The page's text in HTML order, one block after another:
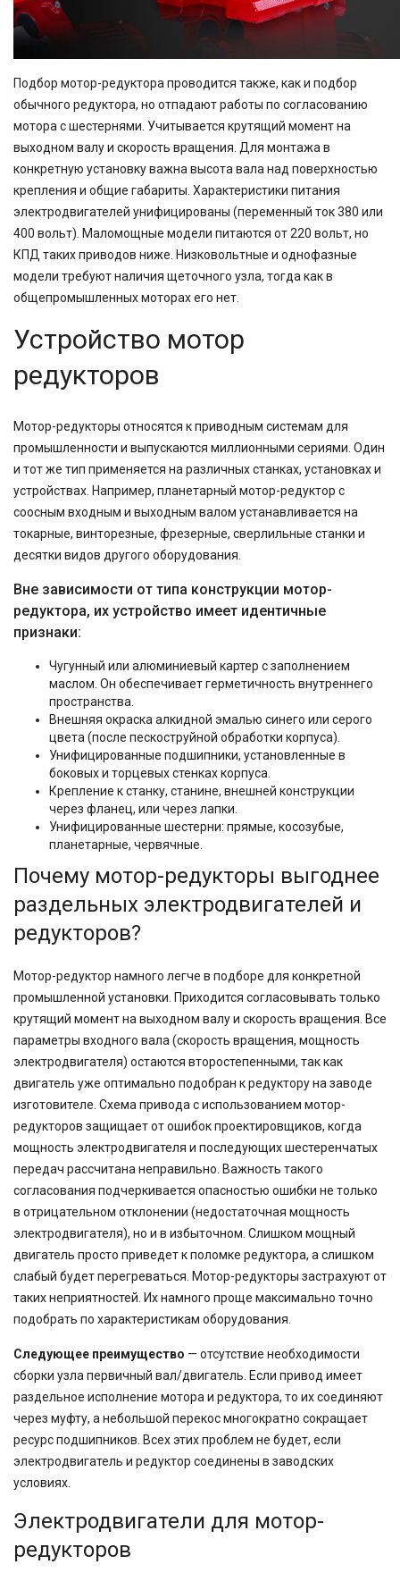
Подбор мотор-редуктора проводится также, как и подбор
обычного редуктора, но отпадают работы по согласованию
мотора с шестернями. Учитывается крутящий момент на
выходном валу и скорость вращения. Для монтажа в
конкретную установку важна высота вала над поверхностью
крепления и общие габариты. Характеристики питания
электродвигателей унифицированы (переменный ток 380 или
400 вольт). Маломощные модели питаются от 220 вольт, но
КПД таких приводов ниже. Низковольтные и однофазные
модели требуют наличия щеточного узла, тогда как в
общепромышленных моторах его нет.
Устройство мотор
редукторов
Мотор-редукторы относятся к приводным системам для
промышленности и выпускаются миллионными сериями. Один
и тот же тип применяется на различных станках, установках и
устройствах. Например, планетарный мотор-редуктор с
соосным входным и выходным валом устанавливается на
токарные, винторезные, фрезерные, сверлильные станки и
десятки видов другого оборудования.
Вне зависимости от типа конструкции мотор-
редуктора, их устройство имеет идентичные
признаки:
Чугунный или алюминиевый картер с заполнением
маслом. Он обеспечивает герметичность внутреннего
пространства.
Внешняя окраска алкидной эмалью синего или серого
цвета (после пескоструйной обработки корпуса).
Унифицированные подшипники, установленные в
боковых и торцевых стенках корпуса.
Крепление к станку, станине, внешней конструкции
через фланец, или через лапки.
Унифицированные шестерни: прямые, косозубые,
планетарные, червячные.
Почему мотор-редукторы выгоднее
раздельных электродвигателей и
редукторов?
Мотор-редуктор намного легче в подборе для конкретной
промышленной установки. Приходится согласовывать только
крутящий момент на выходном валу и скорость вращения. Все
параметры входного вала (скорость вращения, мощность
электродвигателя) остаются второстепенными, так как
двигатель уже оптимально подобран к редуктору на заводе
изготовителе. Схема привода с использованием мотор-
редукторов защищает от ошибок проектировщиков, когда
мощность электродвигателя и последующих шестеренчатых
передач рассчитана неправильно. Важность такого
согласования подчеркивается опасностью ошибки не только
в отрицательном отклонении (недостаточная мощность
электродвигателя), но и в избыточном. Слишком мощный
двигатель просто приведет к поломке редуктора, а слишком
слабый будет перегреваться. Мотор-редукторы застрахуют от
таких неприятностей. Их намного проще максимально точно
подобрать по характеристикам оборудования.
Следующее преимущество — отсутствие необходимости
сборки узла первичный вал/двигатель. Если привод имеет
раздельное исполнение мотора и редуктора, то их соединяют
через муфту, а небольшой перекос многократно сокращает
ресурс подшипников. Всех этих проблем не будет, если
электродвигатель и редуктор соединены в заводских
условиях.
Электродвигатели для мотор-
редукторов